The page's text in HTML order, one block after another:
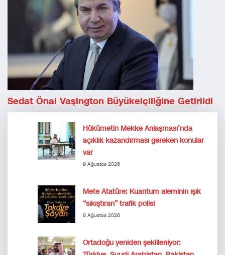
Sedat Önal Vaşington Büyükelçiliğine Getirildi
Hükümetin Mekke Anlaşması’nda
açıklık kazandırması gereken konular
var
9 Ağustos 2026
Mete Atatüre: Kuantum aleminin ışık
“sıkıştıran” trafik polisi
8 Ağustos 2026
Ortadoğu yeniden şekilleniyor: